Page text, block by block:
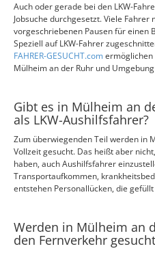
Auch oder gerade bei den LKW-
Jobsuche durchgesetzt. Viele Fahrer
vorgeschriebenen Pausen für einen
Speziell auf LKW-Fahrer
FAHRER-GESUCHT.comermöglichen
Mülheim an der Ruhr und
Gibt es in Mülheim an
als LKW-Aushilfsfahrer?
Zum überwiegenden Teil werden in
Vollzeit gesucht. Das heißt aber
haben, auch Aushilfsfahrer
Transportaufkommen,
entstehen Personallücken, die
Werden in Mülheim an
den Fernverkehr